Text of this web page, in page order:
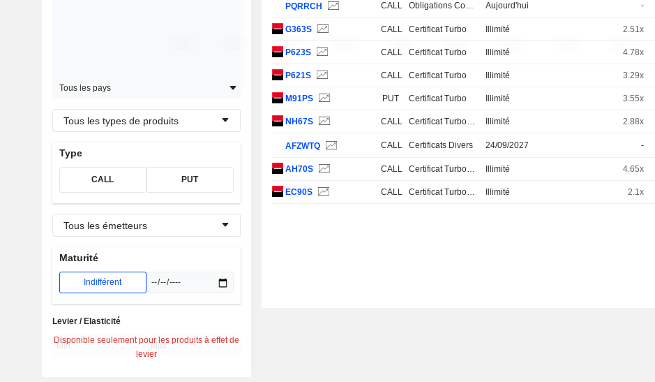
Tous les pays
Tous les types de produits
Type
CALL PUT
Tous les émetteurs
Maturité
Indifférent
Disponible seulement pour les produits à effet de
levier
Levier / Elasticité
PQRRCH CALL Obligations Convertibles Aujourd'hui -
G363S CALL Certificat Turbo Illimité 2.51x
P623S CALL Certificat Turbo Illimité 4.78x
P621S CALL Certificat Turbo Illimité 3.29x
M91PS PUT Certificat Turbo Illimité 3.55x
NH67S CALL Certificat Turbo Stop Loss Illimité 2.88x
AFZWTQ CALL Certificats Divers 24/09/2027 -
AH70S CALL Certificat Turbo Stop Loss Illimité 4.65x
EC90S CALL Certificat Turbo Stop Loss Illimité 2.1x